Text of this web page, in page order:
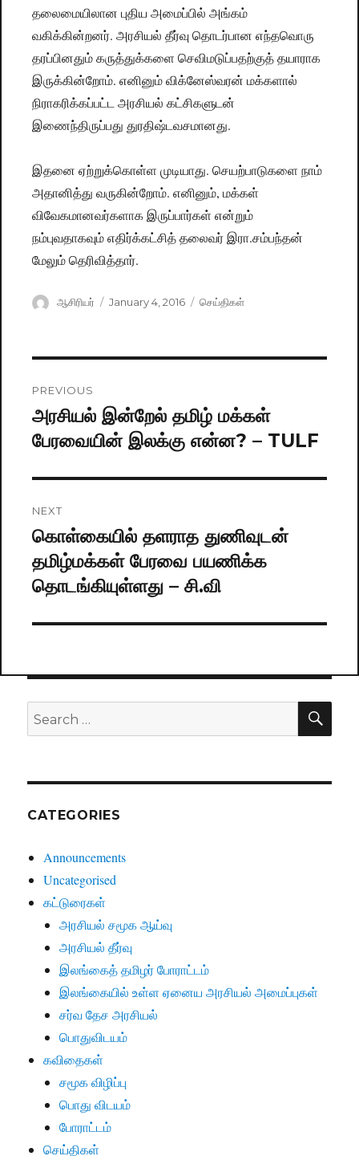
தலைமையிலான புதிய அமைப்பில் அங்கம்
வகிக்கின்றனர். அரசியல் தீர்வு தொடர்பான எந்தவொரு
தரப்பினதும் கருத்துக்களை செவிமடுப்பதற்குத் தயாராக
இருக்கின்றோம். எனினும் விக்னேஸ்வரன் மக்களால்
நிராகரிக்கப்பட்ட அரசியல் கட்சிகளுடன்
இணைந்திருப்பது துரதிஷ்டவசமானது.
இதனை ஏற்றுக்கொள்ள முடியாது. செயற்பாடுகளை நாம்
அதானித்து வருகின்றோம். எனினும், மக்கள்
விவேகமானவர்களாக இருப்பார்கள் என்றும்
நம்புவதாகவும் எதிர்க்கட்சித் தலைவர் இரா.சம்பந்தன்
மேலும் தெரிவித்தார்.
Author
ஆசிரியர்
Posted
January 4, 2016 Categories
செய்திகள்
navigation
PREVIOUS
Previous
post:
அரசியல் இன்றேல் தமிழ் மக்கள்
பேரவையின் இலக்கு என்ன? – TULF
NEXT
Next
post:
கொள்கையில் தளராத துணிவுடன்
தமிழ்மக்கள் பேரவை பயணிக்க
தொடங்கியுள்ளது – சி.வி
Search
for:
CATEGORIES
Announcements
Uncategorised
கட்டுரைகள்
அரசியல் சமூக ஆய்வு
அரசியல் தீர்வு
இலங்கைத் தமிழர் போராட்டம்
இலங்கையில் உள்ள ஏனைய அரசியல் அமைப்புகள்
சர்வ தேச அரசியல்
பொதுவிடயம்
கவிதைகள்
சமூக விழிப்பு
பொது விடயம்
போராட்டம்
செய்திகள்